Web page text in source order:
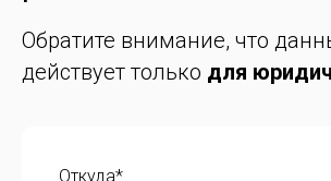
Обратите внимание, что
действует только для
Откуда*